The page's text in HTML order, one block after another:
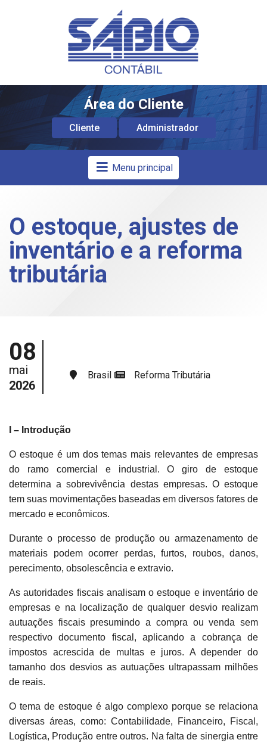
Área do Cliente
Cliente Administrador
Menu principal
O estoque, ajustes de
inventário e a reforma
tributária
08
mai
2026
Brasil Reforma Tributária
I – Introdução
O estoque é um dos temas mais relevantes de empresas
do ramo comercial e industrial. O giro de estoque
determina a sobrevivência destas empresas. O estoque
tem suas movimentações baseadas em diversos fatores de
mercado e econômicos.
Durante o processo de produção ou armazenamento de
materiais podem ocorrer perdas, furtos, roubos, danos,
perecimento, obsolescência e extravio.
As autoridades fiscais analisam o estoque e inventário de
empresas e na localização de qualquer desvio realizam
autuações fiscais presumindo a compra ou venda sem
respectivo documento fiscal, aplicando a cobrança de
impostos acrescida de multas e juros. A depender do
tamanho dos desvios as autuações ultrapassam milhões
de reais.
O tema de estoque é algo complexo porque se relaciona
diversas áreas, como: Contabilidade, Financeiro, Fiscal,
Logística, Produção entre outros. Na falta de sinergia entre